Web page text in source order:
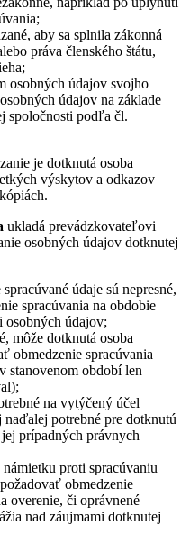
aby sa splnila zákonná
práva členského štátu,
osobných údajov svojho
údajov na základe
spoločnosti podľa čl.
je dotknutá osoba
výskytov a odkazov
ukladá prevádzkovateľovi
osobných údajov dotknutej
údaje sú nepresné,
spracúvania na obdobie
osobných údajov;
môže dotknutá osoba
obmedzenie spracúvania
stanovenom období len
na vytýčený účel
potrebné pre dotknutú
prípadných právnych
proti spracúvaniu
obmedzenie
overenie, či oprávnené
nad záujmami dotknutej